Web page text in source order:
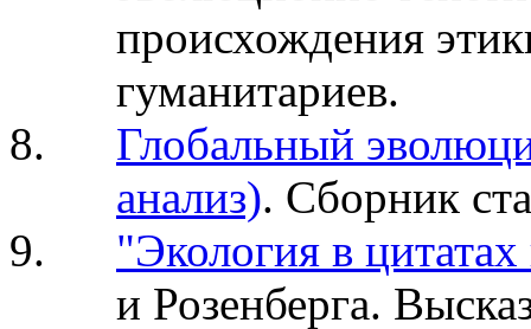
происхождения
гуманитариев.
Глобальный
анализ). Сборник
"Экология в
и Розенберга.